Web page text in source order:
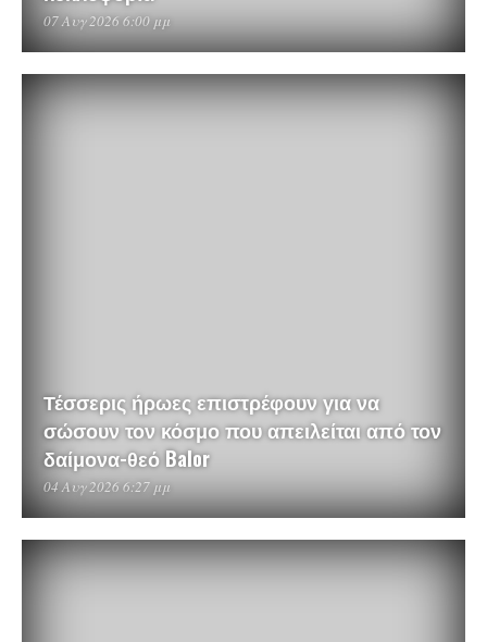
07 Αυγ 2026 6:00 μμ
Τέσσερις ήρωες επιστρέφουν για να
σώσουν τον κόσμο που απειλείται από τον
δαίμονα-θεό Balor
04 Αυγ 2026 6:27 μμ